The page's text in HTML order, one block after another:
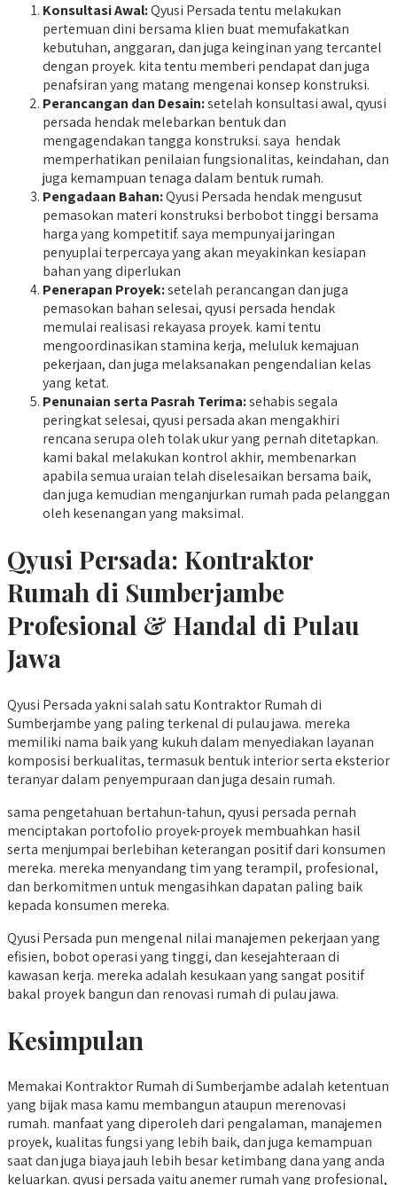
Konsultasi Awal:Qyusi Persada tentu melakukan
pertemuan dini bersama klien buat memufakatkan
kebutuhan, anggaran, dan juga keinginan yang tercantel
dengan proyek. kita tentu memberi pendapat dan juga
penafsiran yang matang mengenai konsep konstruksi.
Perancangan dan Desain:setelah konsultasi awal, qyusi
persada hendak melebarkan bentuk dan
mengagendakan tangga konstruksi. saya hendak
memperhatikan penilaian fungsionalitas, keindahan, dan
juga kemampuan tenaga dalam bentuk rumah.
Pengadaan Bahan:Qyusi Persada hendak mengusut
pemasokan materi konstruksi berbobot tinggi bersama
harga yang kompetitif. saya mempunyai jaringan
penyuplai terpercaya yang akan meyakinkan kesiapan
bahan yang diperlukan
Penerapan Proyek:setelah perancangan dan juga
pemasokan bahan selesai, qyusi persada hendak
memulai realisasi rekayasa proyek. kami tentu
mengoordinasikan stamina kerja, meluluk kemajuan
pekerjaan, dan juga melaksanakan pengendalian kelas
yang ketat.
Penunaian serta Pasrah Terima:sehabis segala
peringkat selesai, qyusi persada akan mengakhiri
rencana serupa oleh tolak ukur yang pernah ditetapkan.
kami bakal melakukan kontrol akhir, membenarkan
apabila semua uraian telah diselesaikan bersama baik,
dan juga kemudian menganjurkan rumah pada pelanggan
oleh kesenangan yang maksimal.
Qyusi Persada: Kontraktor
Rumah di Sumberjambe
Profesional & Handal di Pulau
Jawa
Qyusi Persada yakni salah satu Kontraktor Rumah di
Sumberjambe yang paling terkenal di pulau jawa. mereka
memiliki nama baik yang kukuh dalam menyediakan layanan
komposisi berkualitas, termasuk bentuk interior serta eksterior
teranyar dalam penyempuraan dan juga desain rumah.
sama pengetahuan bertahun-tahun, qyusi persada pernah
menciptakan portofolio proyek-proyek membuahkan hasil
serta menjumpai berlebihan keterangan positif dari konsumen
mereka. mereka menyandang tim yang terampil, profesional,
dan berkomitmen untuk mengasihkan dapatan paling baik
kepada konsumen mereka.
Qyusi Persada pun mengenal nilai manajemen pekerjaan yang
efisien, bobot operasi yang tinggi, dan kesejahteraan di
kawasan kerja. mereka adalah kesukaan yang sangat positif
bakal proyek bangun dan renovasi rumah di pulau jawa.
Kesimpulan
Memakai Kontraktor Rumah di Sumberjambe adalah ketentuan
yang bijak masa kamu membangun ataupun merenovasi
rumah. manfaat yang diperoleh dari pengalaman, manajemen
proyek, kualitas fungsi yang lebih baik, dan juga kemampuan
saat dan juga biaya jauh lebih besar ketimbang dana yang anda
keluarkan. qyusi persada yaitu anemer rumah yang profesional,